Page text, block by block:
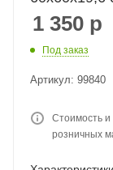
1 350 р
Под заказ
Артикул: 99840
Стоимость и
розничных